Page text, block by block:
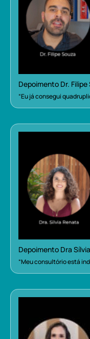
Depoimento Dr.
“Eu já consegui
Depoimento Dra
“Meu consultório está